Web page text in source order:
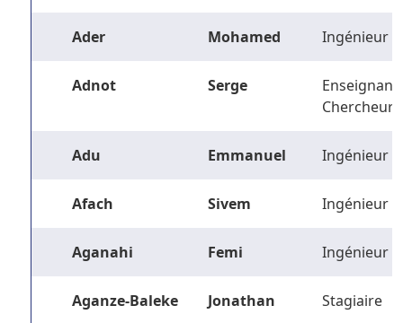
Ader Mohamed Ingénieur
Adnot Serge
Enseignant-
Chercheur
Adu Emmanuel Ingénieur
Afach Sivem Ingénieur
Aganahi Femi Ingénieur
Aganze-Baleke Jonathan Stagiaire